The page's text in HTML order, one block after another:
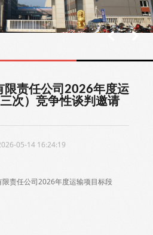
限责任公司2026年度运
次）竞争性谈判邀请
05-14 16:24:19
责任公司2026年度运输项目标段